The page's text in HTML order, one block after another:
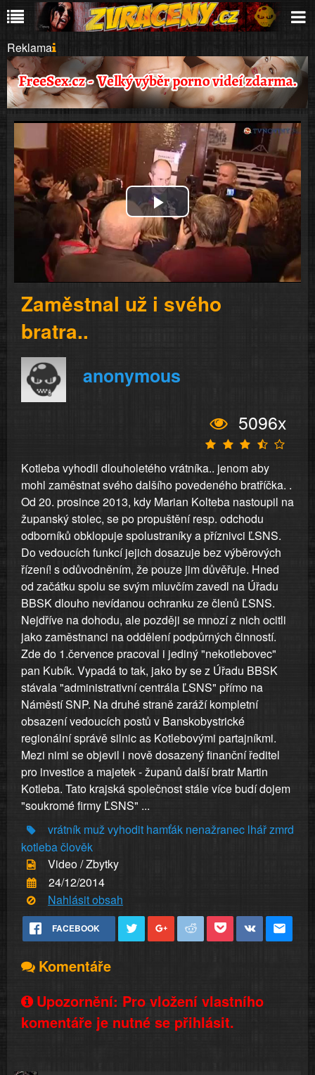
Reklama
Play
Video
Zaměstnal už i svého
bratra..
anonymous
5096x
Kotleba vyhodil dlouholetého vrátníka.. jenom aby
mohl zaměstnat svého dalšího povedeného bratříčka. .
Od 20. prosince 2013, kdy Marian Kolteba nastoupil na
županský stolec, se po propuštění resp. odchodu
odborníků obklopuje spolustraníky a příznivci ĽSNS.
Do vedoucích funkcí jejich dosazuje bez výběrových
řízení! s odůvodněním, že pouze jim důvěřuje. Hned
od začátku spolu se svým mluvčím zavedl na Úřadu
BBSK dlouho nevídanou ochranku ze členů ĽSNS.
Nejdříve na dohodu, ale později se mnozí z nich ocitli
jako zaměstnanci na oddělení podpůrných činností.
Zde do 1.července pracoval i jediný "nekotlebovec"
pan Kubík. Vypadá to tak, jako by se z Úřadu BBSK
stávala "administrativní centrála ĽSNS" přímo na
Náměstí SNP. Na druhé straně zaráží kompletní
obsazení vedoucích postů v Banskobystrické
regionální správě silnic as Kotlebovými partajníkmi.
Mezi nimi se objevil i nově dosazený finanční ředitel
pro investice a majetek - županů další bratr Martin
Kotleba. Tato krajská společnost stále více budí dojem
"soukromé firmy ĽSNS" ...
vrátník mužvyhodit hamťák nenažranec lhářzmrd
kotlebačlověk
Video / Zbytky
24/12/2014
Nahlásit obsah
FACEBOOK
Komentáře
Upozornění: Pro vložení vlastního
komentáře je nutné se přihlásit.